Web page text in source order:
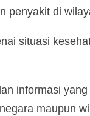
penyakit di
situasi
informasi
maupun